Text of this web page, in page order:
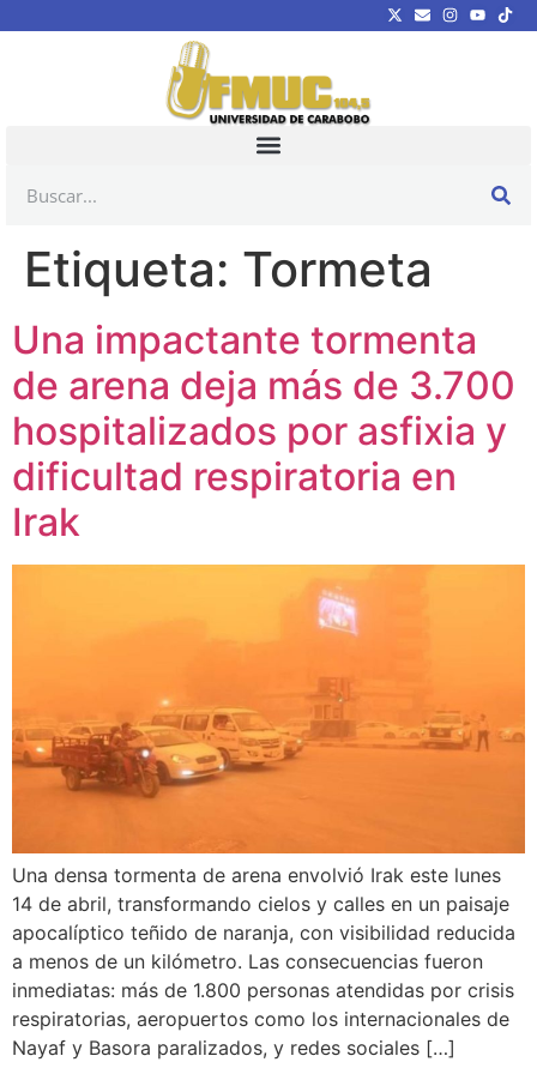
Etiqueta: Tormeta
Una impactante tormenta
de arena deja más de 3.700
hospitalizados por asfixia y
dificultad respiratoria en
Irak
Una densa tormenta de arena envolvió Irak este lunes
14 de abril, transformando cielos y calles en un paisaje
apocalíptico teñido de naranja, con visibilidad reducida
a menos de un kilómetro. Las consecuencias fueron
inmediatas: más de 1.800 personas atendidas por crisis
respiratorias, aeropuertos como los internacionales de
Nayaf y Basora paralizados, y redes sociales […]